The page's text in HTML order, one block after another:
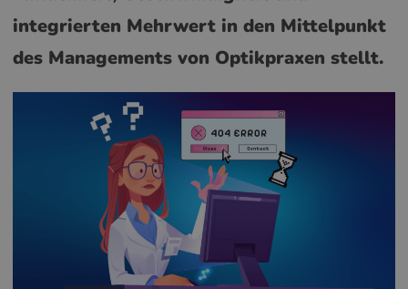
integrierten Mehrwert in den Mittelpunkt
des Managements von Optikpraxen stellt.